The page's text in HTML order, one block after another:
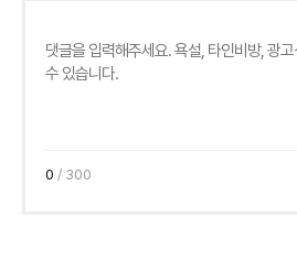
0 / 300